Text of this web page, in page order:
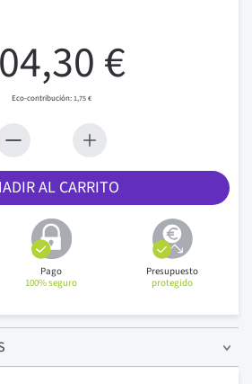
€
1,75 €
AL CARRITO
Pago
100% seguro
Presupuesto
protegido